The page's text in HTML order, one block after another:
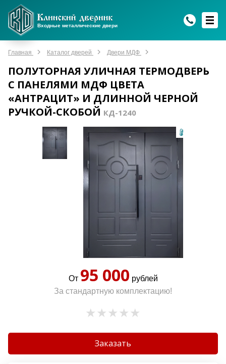
Входные металлические двери
Главная Каталог дверей Двери МДФ
ПОЛУТОРНАЯ УЛИЧНАЯ ТЕРМОДВЕРЬ
С ПАНЕЛЯМИ МДФ ЦВЕТА
«АНТРАЦИТ» И ДЛИННОЙ ЧЕРНОЙ
РУЧКОЙ-СКОБОЙ КД-1240
От 95 000 рублей
За стандартную комплектацию!
Заказать
Max
Мы онлайн!
WhatsApp
Мы онлайн!
Telegram
Мы онлайн!
Max
Мы онлайн!
WhatsApp
Мы онлайн!